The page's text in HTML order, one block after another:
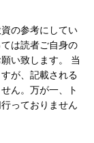
の参考にしてい
は読者ご自身の
い致します。 当
が、記載される
ん。万が一、ト
っておりません